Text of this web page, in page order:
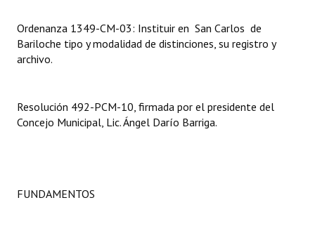
Organigrama
Informes de Gestión
Actas de Sesión
Ordenanza 1349-CM-03: Instituir en San Carlos de
Bariloche tipo y modalidad de distinciones, su registro y
archivo.
Resolución 492-PCM-10, firmada por el presidente del
Concejo Municipal, Lic. Ángel Darío Barriga.
FUNDAMENTOS